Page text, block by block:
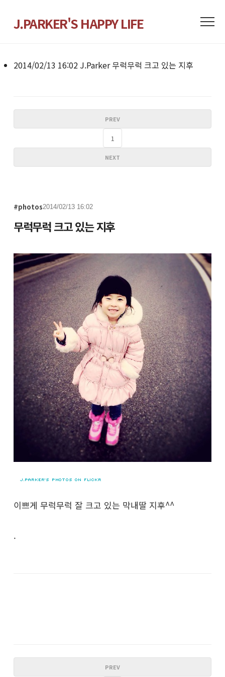
J.PARKER'S HAPPY LIFE
2014/02/13 16:02 J.Parker 무럭무럭 크고 있는 지후
PREV
1
NEXT
#photos2014/02/13 16:02
무럭무럭 크고 있는 지후
이쁘게 무럭무럭 잘 크고 있는 막내딸 지후^^
.
PREV